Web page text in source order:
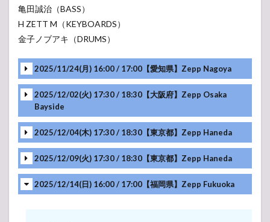
亀田誠治（BASS）
H ZETT M（KEYBOARDS）
金子ノブアキ（DRUMS）
2025/11/24(月) 16:00 / 17:00【愛知県】Zepp Nagoya
2025/12/02(火) 17:30 / 18:30【大阪府】Zepp Osaka
Bayside
2025/12/04(木) 17:30 / 18:30【東京都】Zepp Haneda
2025/12/09(火) 17:30 / 18:30【東京都】Zepp Haneda
2025/12/14(日) 16:00 / 17:00【福岡県】Zepp Fukuoka